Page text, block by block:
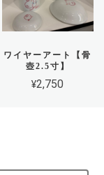
ワイヤーアート【骨
壺2.5寸】
¥2,750